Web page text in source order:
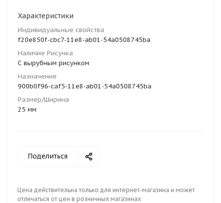
Характеристики
Индивидуальные свойства
f20e850f-cbc7-11e8-ab01-54a0508745ba
Наличие Рисунка
С вырубным рисунком
Назначение
900b0f96-caf5-11e8-ab01-54a0508745ba
Размер/Ширина
25 мм
Поделиться
Цена действительна только для интернет-магазина и может
отличаться от цен в розничных магазинах